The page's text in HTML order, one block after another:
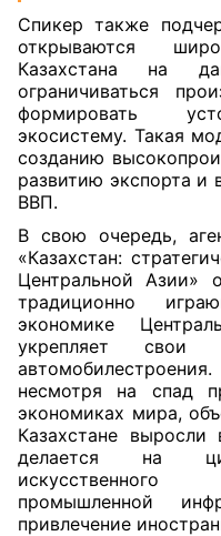
Спикер также
открываются
Казахстана на
ограничиваться
формировать
экосистему. Такая
созданию
развитию экспорта и
ВВП.
В свою очередь,
«Казахстан:
Центральной Азии»
традиционно
экономике
укрепляет
несмотря на спад
экономиках мира,
Казахстане
делается на
искусственного
промышленной
привлечение